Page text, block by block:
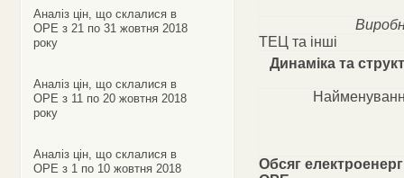
Аналіз цін, що склалися в
ОРЕ з 21 по 31 жовтня 2018
року
Аналіз цін, що склалися в
ОРЕ з 11 по 20 жовтня 2018
року
Аналіз цін, що склалися в
ОРЕ з 1 по 10 жовтня 2018
ТЕЦ та інші
Динаміка та
Обсяг